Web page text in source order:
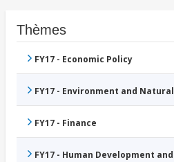
Thèmes
FY17 - Economic Policy
FY17 - Environment and
FY17 - Finance
FY17 - Human Development